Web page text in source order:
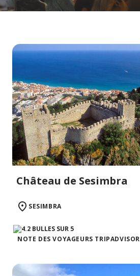
Château de Sesimbra
SESIMBRA
NOTE DES VOYAGEURS TRIPADVISOR